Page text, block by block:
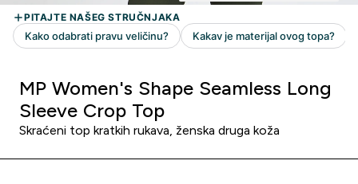
MP Women's Shape Seamless Long
Sleeve Crop Top
Skraćeni top kratkih rukava, ženska druga koža